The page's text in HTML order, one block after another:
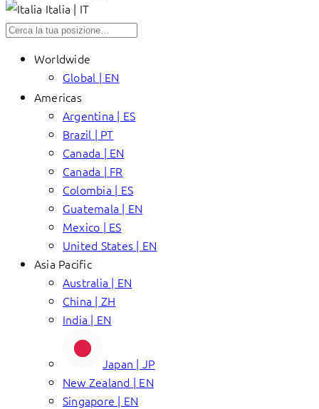
Italia | IT
Worldwide
Global | EN
Americas
Argentina | ES
Brazil | PT
Canada | EN
Canada | FR
Colombia | ES
Guatemala | EN
Mexico | ES
United States | EN
Asia Pacific
Australia | EN
China | ZH
India | EN
Japan | JP
New Zealand | EN
Singapore | EN